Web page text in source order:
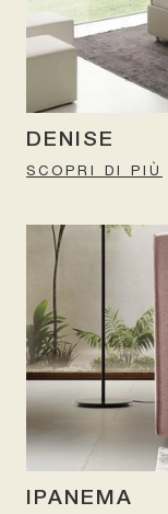
DENISE
SCOPRI DI PIÙ
IPANEMA